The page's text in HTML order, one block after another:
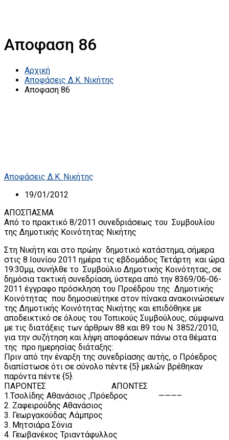
Αποφαση 86
Αρχική
Αποφάσεις Δ.Κ. Νικήτης
Αποφαση 86
Αποφάσεις Δ.Κ. Νικήτης
19/01/2012
ΑΠΟΣΠΑΣΜΑ
Από το πρακτικό 8/2011 συνεδριάσεως του Συμβουλίου
της Δημοτικής Κοινότητας Νικήτης
Στη Νικήτη και στο πρώην δημοτικό κατάστημα, σήμερα
στις 8 Ιουνίου 2011 ημέρα τις εβδομάδος Τετάρτη και ώρα
19:30μμ, συνήλθε το Συμβούλιο Δημοτικής Κοινότητας, σε
δημόσια τακτική συνεδρίαση, ύστερα από την 8369/06-06-
2011 έγγραφο πρόσκληση του Προέδρου της Δημοτικής
Κοινότητας που δημοσιεύτηκε στον πίνακα ανακοινώσεων
της Δημοτικής Κοινότητας Νικήτης και επιδόθηκε με
αποδεικτικό σε όλους του Τοπικούς Συμβούλους, σύμφωνα
με τις διατάξεις των άρθρων 88 και 89 του Ν. 3852/2010,
για την συζήτηση και λήψη αποφάσεων πάνω στα θέματα
της προ ημερησίας διάταξης:
Πριν από την έναρξη της συνεδρίασης αυτής, ο Πρόεδρος
διαπίστωσε ότι σε σύνολο πέντε {5} μελών βρέθηκαν
παρόντα πέντε {5}.
ΠΑΡΟΝΤΕΣ ΑΠΟΝΤΕΣ
1.Τσολίδης Αθανάσιος ,Πρόεδρος ———–
2. Ζαφειρούδης Αθανάσιος
3. Γεωργακούδας Λάμπρος
3. Μητσιάρα Σόνια
4. Γεωβανέκος Τριαντάφυλλος